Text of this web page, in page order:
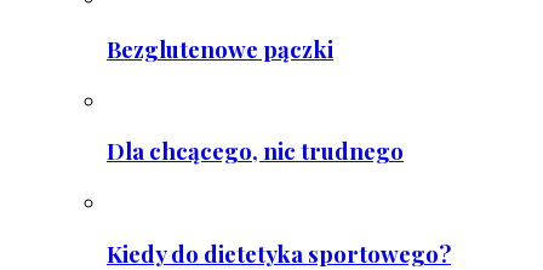
Bezglutenowe pączki
Dla chcącego, nic trudnego
Kiedy do dietetyka sportowego?